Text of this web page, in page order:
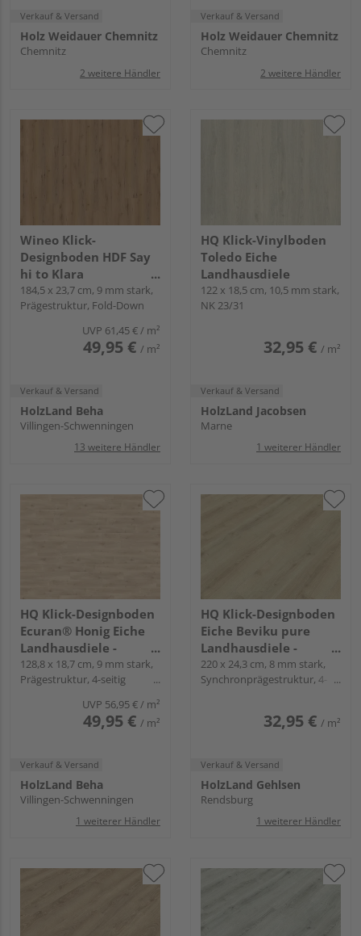
Verkauf & Versand
Holz Weidauer Chemnitz
Chemnitz
2 weitere Händler
Verkauf & Versand
Holz Weidauer Chemnitz
Chemnitz
2 weitere Händler
Wineo Klick-
Designboden HDF Say
hi to Klara
Landhausdiele - wineo
1200 wood XXL
184,5 x 23,7 cm, 9 mm stark,
Prägestruktur, Fold-Down
UVP 61,45 €/ m²
49,95 € / m²
Verkauf & Versand
HolzLand Beha
Villingen-Schwenningen
13 weitere Händler
HQ Klick-Vinylboden
Toledo Eiche
Landhausdiele
122 x 18,5 cm, 10,5 mm stark,
NK 23/31
32,95 € / m²
Verkauf & Versand
HolzLand Jacobsen
Marne
1 weiterer Händler
HQ Klick-Designboden
Ecuran® Honig Eiche
Landhausdiele -
Purline Bioboden ML
128,8 x 18,7 cm, 9 mm stark,
Prägestruktur, 4-seitig
UVP 56,95 €/ m²
49,95 € / m²
Verkauf & Versand
HolzLand Beha
Villingen-Schwenningen
1 weiterer Händler
HQ Klick-Designboden
Eiche Beviku pure
Landhausdiele -
Piadesa ADVANCE
220 x 24,3 cm, 8 mm stark,
Synchronprägestruktur, 4-
32,95 € / m²
Verkauf & Versand
HolzLand Gehlsen
Rendsburg
1 weiterer Händler